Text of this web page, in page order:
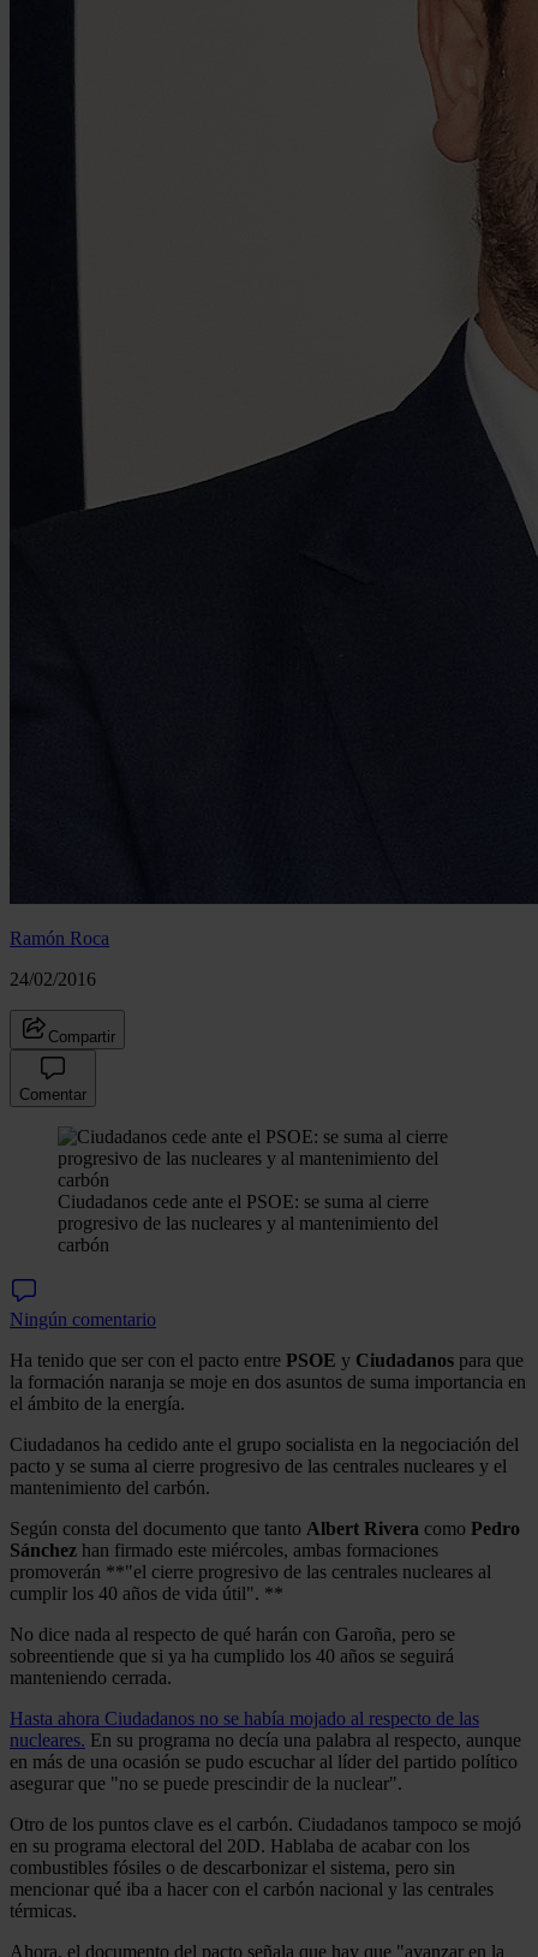
Ramón Roca
24/02/2016
Compartir
Comentar
Ciudadanos cede ante el PSOE: se suma al cierre
progresivo de las nucleares y al mantenimiento del
carbón
Ningún comentario
Ha tenido que ser con el pacto entre PSOE y Ciudadanos para que
la formación naranja se moje en dos asuntos de suma importancia en
el ámbito de la energía.
Ciudadanos ha cedido ante el grupo socialista en la negociación del
pacto y se suma al cierre progresivo de las centrales nucleares y el
mantenimiento del carbón.
Según consta del documento que tanto Albert Rivera como Pedro
Sánchez han firmado este miércoles, ambas formaciones
promoverán **"el cierre progresivo de las centrales nucleares al
cumplir los 40 años de vida útil". **
No dice nada al respecto de qué harán con Garoña, pero se
sobreentiende que si ya ha cumplido los 40 años se seguirá
manteniendo cerrada.
Hasta ahora Ciudadanos no se había mojado al respecto de las
nucleares. En su programa no decía una palabra al respecto, aunque
en más de una ocasión se pudo escuchar al líder del partido político
asegurar que "no se puede prescindir de la nuclear".
Otro de los puntos clave es el carbón. Ciudadanos tampoco se mojó
en su programa electoral del 20D. Hablaba de acabar con los
combustibles fósiles o de descarbonizar el sistema, pero sin
mencionar qué iba a hacer con el carbón nacional y las centrales
térmicas.
Ahora, el documento del pacto señala que hay que "avanzar en la